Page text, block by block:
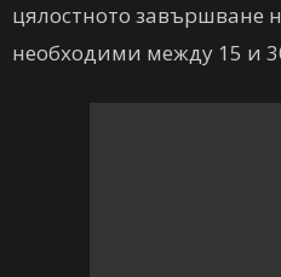
цялостното завършване
необходими между 15 и